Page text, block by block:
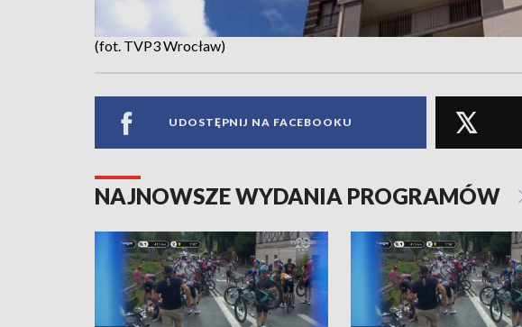
(fot. TVP3 Wrocław)
UDOSTĘPNIJ NA FACEBOOKU
NAJNOWSZE WYDANIA PROGRAMÓW